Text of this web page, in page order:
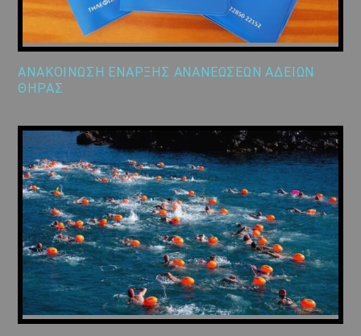
ΑΝΑΚΟΙΝΩΣΗ ΕΝΑΡΞΗΣ ΑΝΑΝΕΩΣΕΩΝ ΑΔΕΙΩΝ
ΘΗΡΑΣ